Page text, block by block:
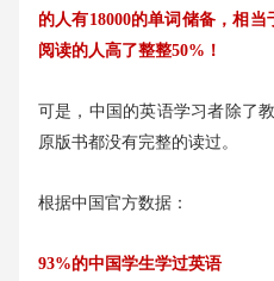
的人有18000的单词储备，相
阅读的人高了整整50%！
可是，中国的英语学习者除了
原版书都没有完整的读过。
根据中国官方数据：
93%的中国学生学过英语